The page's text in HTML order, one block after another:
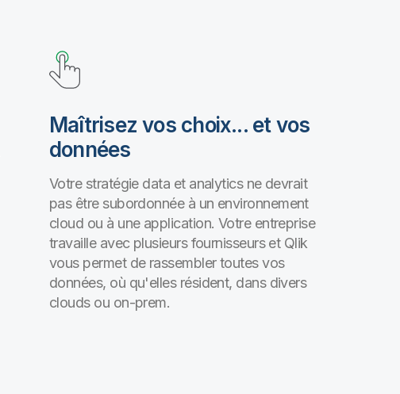
Maîtrisez vos choix... et vos
données
Votre stratégie data et analytics ne devrait
pas être subordonnée à un environnement
cloud ou à une application. Votre entreprise
travaille avec plusieurs fournisseurs et Qlik
vous permet de rassembler toutes vos
données, où qu'elles résident, dans divers
clouds ou on-prem.